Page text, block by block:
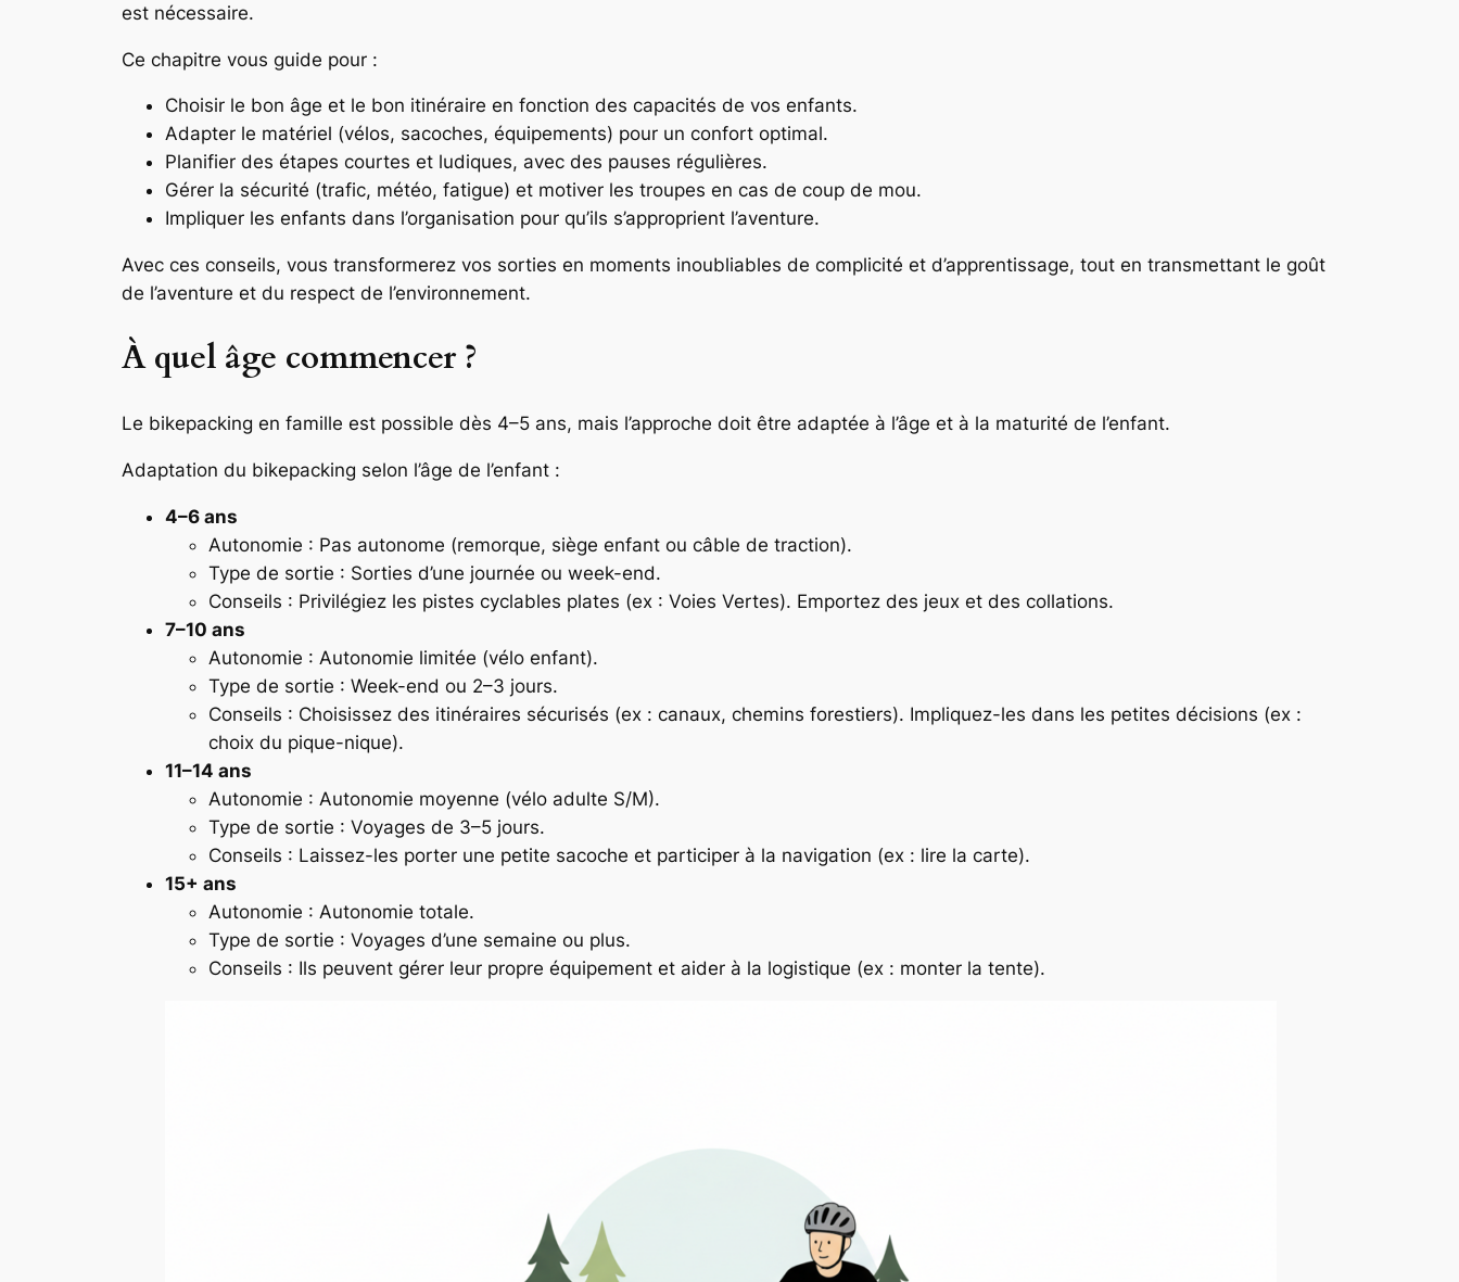
est nécessaire.
Ce chapitre vous guide pour :
Choisir le bon âge et le bon itinéraire en fonction des capacités de vos enfants.
Adapter le matériel (vélos, sacoches, équipements) pour un confort optimal.
Planifier des étapes courtes et ludiques, avec des pauses régulières.
Gérer la sécurité (trafic, météo, fatigue) et motiver les troupes en cas de coup de mou.
Impliquer les enfants dans l’organisation pour qu’ils s’approprient l’aventure.
Avec ces conseils, vous transformerez vos sorties en moments inoubliables de complicité et d’apprentissage, tout en transmettant le goût
de l’aventure et du respect de l’environnement.
À quel âge commencer ?
Le bikepacking en famille est possible dès 4–5 ans, mais l’approche doit être adaptée à l’âge et à la maturité de l’enfant.
Adaptation du bikepacking selon l’âge de l’enfant :
4–6 ans
Autonomie : Pas autonome (remorque, siège enfant ou câble de traction).
Type de sortie : Sorties d’une journée ou week-end.
Conseils : Privilégiez les pistes cyclables plates (ex : Voies Vertes). Emportez des jeux et des collations.
7–10 ans
Autonomie : Autonomie limitée (vélo enfant).
Type de sortie : Week-end ou 2–3 jours.
Conseils : Choisissez des itinéraires sécurisés (ex : canaux, chemins forestiers). Impliquez-les dans les petites décisions (ex :
choix du pique-nique).
11–14 ans
Autonomie : Autonomie moyenne (vélo adulte S/M).
Type de sortie : Voyages de 3–5 jours.
Conseils : Laissez-les porter une petite sacoche et participer à la navigation (ex : lire la carte).
15+ ans
Autonomie : Autonomie totale.
Type de sortie : Voyages d’une semaine ou plus.
Conseils : Ils peuvent gérer leur propre équipement et aider à la logistique (ex : monter la tente).